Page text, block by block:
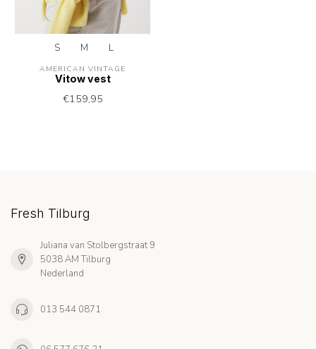
S M L
AMERICAN VINTAGE
Vitow vest
€159,95
Fresh Tilburg
Juliana van Stolbergstraat 9
5038 AM Tilburg
Nederland
013 544 0871